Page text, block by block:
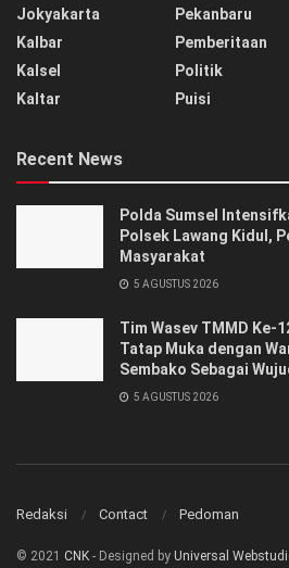
Jokyakarta
Kalbar
Kalsel
Kaltar
Pekanbaru
Pemberitaan
Politik
Puisi
Recent News
Polda Sumsel
Polsek Lawang Kidul,
Masyarakat
5 AGUSTUS 2026
Tim Wasev TMMD Ke-
Tatap Muka dengan
Sembako Sebagai
5 AGUSTUS 2026
Redaksi Contact Pedoman
© 2021 CNK - Designed by Universal